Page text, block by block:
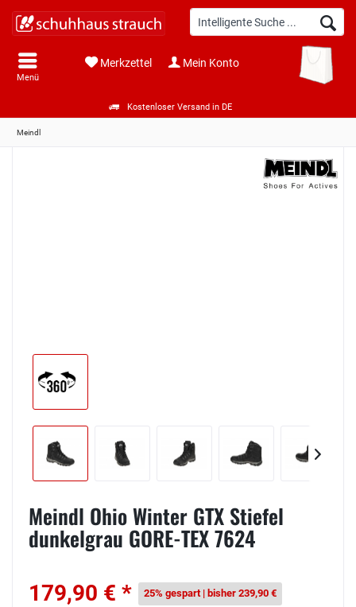
Kostenloser Versand in DE
Menü
Merkzettel Mein Konto
Meindl
Meindl Ohio Winter GTX Stiefel
dunkelgrau GORE-TEX 7624
179,90 € * 25% gespart | bisher 239,90 €